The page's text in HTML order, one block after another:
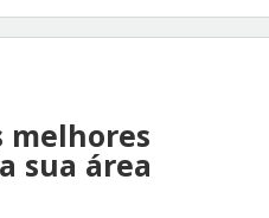
melhores
sua área